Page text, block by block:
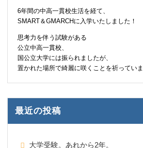
6年間の中高一貫校生活を経て、
SMART＆GMARCHに入学いたしました！
思考力を伴う試験がある
公立中高一貫校、
国公立大学には振られましたが、
置かれた場所で綺麗に咲くことを祈っていま
最近の投稿
大学受験。あれから2年。